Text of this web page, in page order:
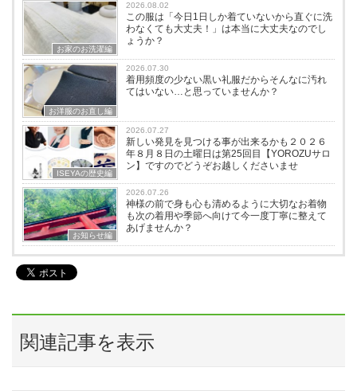
お家のお洗濯編
2026.08.02
この服は「今日1日しか着ていないから直ぐに洗
わなくても大丈夫！」は本当に大丈夫なのでし
ょうか？
お洋服のお直し編
2026.07.30
着用頻度の少ない黒い礼服だからそんなに汚れ
てはいない…と思っていませんか？
ISEYAの歴史編
2026.07.27
新しい発見を見つける事が出来るかも２０２６
年８月８日の土曜日は第25回目【YOROZUサロ
ン】ですのでどうぞお越しくださいませ
お知らせ編
2026.07.26
神様の前で身も心も清めるように大切なお着物
も次の着用や季節へ向けて今一度丁寧に整えて
あげませんか？
関連記事を表示